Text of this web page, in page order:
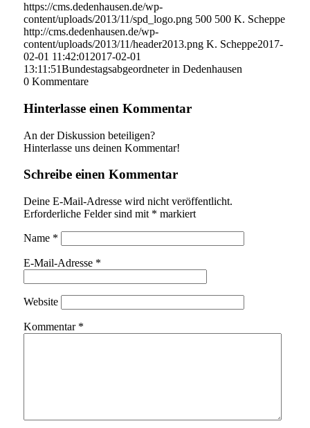
https://cms.dedenhausen.de/wp-
content/uploads/2013/11/spd_logo.png 500 500 K. Scheppe
http://cms.dedenhausen.de/wp-
content/uploads/2013/11/header2013.png K. Scheppe2017-
02-01 11:42:01 2017-02-01
13:11:51Bundestagsabgeordneter in Dedenhausen
0 Kommentare
Hinterlasse einen Kommentar
An der Diskussion beteiligen?
Hinterlasse uns deinen Kommentar!
Schreibe einen Kommentar
Deine E-Mail-Adresse wird nicht veröffentlicht.
Erforderliche Felder sind mit * markiert
Name *
E-Mail-Adresse *
Website
Kommentar *